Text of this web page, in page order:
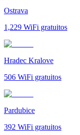
Ostrava
1,229 WiFi gratuitos
Hradec Kralove
506 WiFi gratuitos
Pardubice
392 WiFi gratuitos